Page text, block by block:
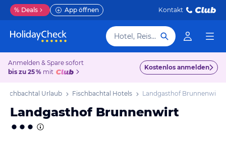
% Deals App öffnen Kontakt
Hotel, Reiseziel
Anmelden & Spare sofort
bis zu 25 % mit
Kostenlos anmelden
Fischbachtal Urlaub Fischbachtal Hotels Landgasthof Brunnenwirt
Landgasthof Brunnenwirt